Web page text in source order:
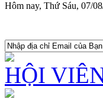
Hôm nay, Thứ Sáu, 07/
HỘI